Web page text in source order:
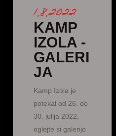
1.8.2022
KAMP
IZOLA -
GALERI
JA
Kamp Izola je
potekal od 26. do
30. julija 2022,
oglejte si galerijo